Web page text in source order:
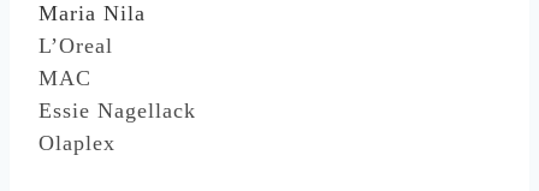
Maria Nila
L’Oreal
MAC
Essie Nagellack
Olaplex